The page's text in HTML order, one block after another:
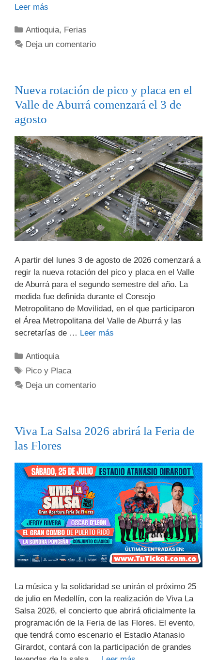
Leer más
Antioquia, Ferias
Deja un comentario
Nueva rotación de pico y placa en el
Valle de Aburrá comenzará el 3 de
agosto
A partir del lunes 3 de agosto de 2026 comenzará a
regir la nueva rotación del pico y placa en el Valle
de Aburrá para el segundo semestre del año. La
medida fue definida durante el Consejo
Metropolitano de Movilidad, en el que participaron
el Área Metropolitana del Valle de Aburrá y las
secretarías de … Leer más
Antioquia
Pico y Placa
Deja un comentario
Viva La Salsa 2026 abrirá la Feria de
las Flores
La música y la solidaridad se unirán el próximo 25
de julio en Medellín, con la realización de Viva La
Salsa 2026, el concierto que abrirá oficialmente la
programación de la Feria de las Flores. El evento,
que tendrá como escenario el Estadio Atanasio
Girardot, contará con la participación de grandes